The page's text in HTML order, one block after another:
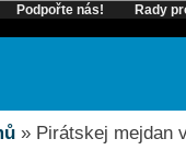
Podpořte nás! Rady
» Pirátskej mejdan